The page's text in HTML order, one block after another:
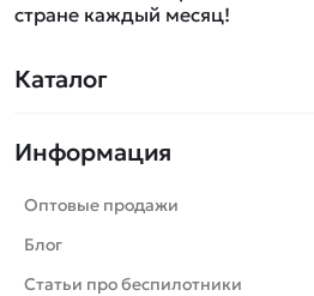
Каталог
Машинки
Танки
Вертолеты
Катера
Информация
Оптовые продажи
Блог
Статьи про беспилотники
стране каждый месяц!